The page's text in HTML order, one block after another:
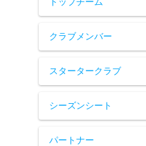
クラブメンバー
スタータークラブ
シーズンシート
パートナー